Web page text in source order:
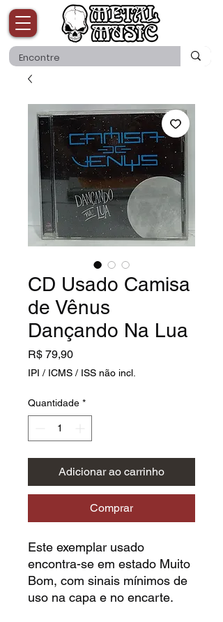
CD Usado Camisa
de Vênus
Dançando Na Lua
R$ 79,90Preço
IPI / ICMS / ISS não incl.
Quantidade *
Adicionar ao carrinho
Comprar
Este exemplar usado
encontra-se em estado Muito
Bom, com sinais mínimos de
uso na capa e no encarte.